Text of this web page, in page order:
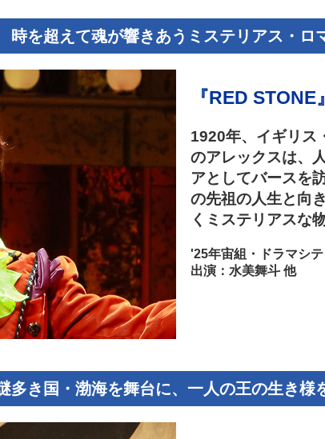
時を超えて魂が響きあうミステリアス・ロ
『RED
1920年、イギリス
のアレックスは、
アとしてバースを
の先祖の人生と向
くミステリアスな物
'25年宙組・ドラマシテ
出演：水美舞斗 他
多き国・渤海を舞台に、一人の王の生き様